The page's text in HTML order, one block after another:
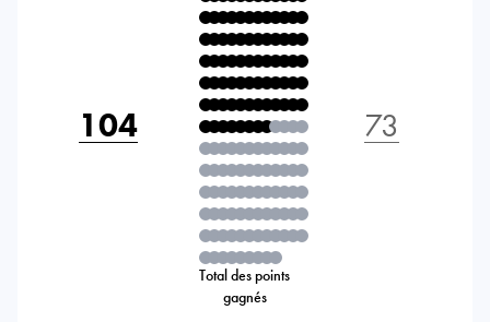
104
Total des points
gagnés
73